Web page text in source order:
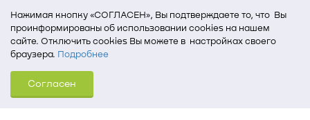
Нажимая кнопку «СОГЛАСЕН», Вы подтверждаете то, что Вы
проинформированы об использовании cookies на нашем
сайте. Отключить cookies Вы можете в настройках своего
браузера. Подробнее
Для того, чтобы мы могли качественно предоставить Вам
услуги, мы используем cookies, которые сохраняются
на Вашем компьютере (Сведения о местоположении; ip-адрес;
Согласен